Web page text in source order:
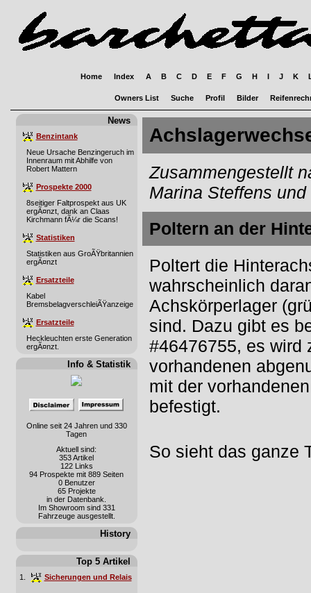
Home Index A B C D E F G H I J K
Owners List Suche Profil Bilder
News
Benzintank
Neue Ursache Benzingeruch im
Innenraum mit Abhilfe von
Robert Mattern
Prospekte 2000
8seitiger Faltprospekt aus UK
ergÃ¤nzt, dank an Claas
Kirchmann fÃ¼r die Scans!
Statistiken
Statistiken aus GroÃŸbritannien
ergÃ¤nzt
Ersatzteile
Kabel
BremsbelagverschleiÃŸanzeige
Ersatzteile
Heckleuchten erste Generation
ergÃ¤nzt.
Info & Statistik
Online seit 24 Jahren und 330
Tagen
Aktuell sind:
353 Artikel
122 Links
94 Prospekte mit 889 Seiten
0 Benutzer
65 Projekte
in der Datenbank.
Im Showroom sind 331
Fahrzeuge ausgestellt.
History
Top 5 Artikel
1. Sicherungen und Relais
Zusammengestellt
Marina Steffens und
Poltern an der
Poltert die
wahrscheinlich
Achskörperlager
sind. Dazu gibt es
#46476755, es wird
vorhandenen
mit der
befestigt.
So sieht das ganze